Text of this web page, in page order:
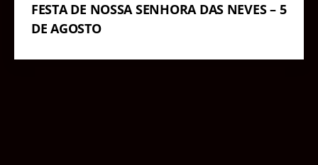
FESTA DE NOSSA SENHORA DAS NEVES – 5
DE AGOSTO